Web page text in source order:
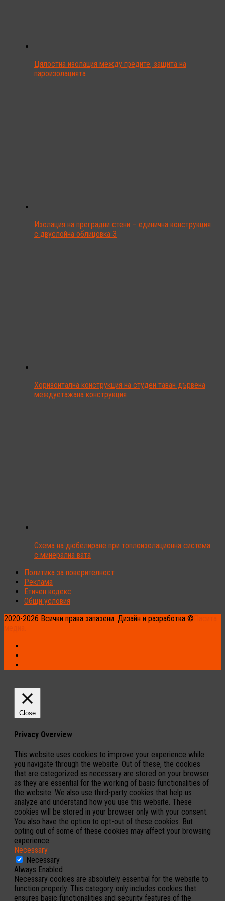
Цялостна изолация между гредите, защита на
пароизолацията
Изолация на преградни стени – единична конструкция
с двуслойна облицовка 3
Хоризонтална конструкция на студен таван дървена
междуетажана конструкция
Схема на дюбелиране при топлоизолационна система
с минерална вата
Политика за поверителност
Реклама
Етичен кодекс
Общи условия
2020-2026 Всички права запазени. Дизайн и разработка ©
Close
Privacy Overview
This website uses cookies to improve your experience while
you navigate through the website. Out of these, the cookies
that are categorized as necessary are stored on your browser
as they are essential for the working of basic functionalities of
the website. We also use third-party cookies that help us
analyze and understand how you use this website. These
cookies will be stored in your browser only with your consent.
You also have the option to opt-out of these cookies. But
opting out of some of these cookies may affect your browsing
experience.
Necessary
Necessary
Always Enabled
Necessary cookies are absolutely essential for the website to
function properly. This category only includes cookies that
ensures basic functionalities and security features of the